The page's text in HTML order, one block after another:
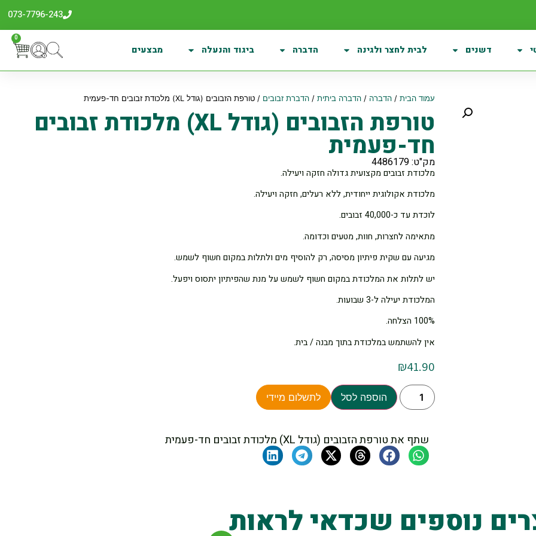
073-7796-243
דשנים לבית לחצר ולגינה הדברה ביגוד והנעלה מבצעים
0
עמוד הבית /הדברה /הדברה ביתית /הדברת זבובים / טורפת הזבובים (גודל XL) מלכודת זבובים חד-פעמית
טורפת הזבובים (גודל XL) מלכודת זבובים
חד-פעמית
מק"ט: 4486179
מלכודת זבובים מקצועית גדולה חזקה ויעילה.
מלכודת אקולוגית ייחודית, ללא רעלים, חזקה ויעילה.
לוכדת עד כ-40,000 זבובים.
מתאימה לחצרות, חוות, מטעים וכדומה.
מגיעה עם שקית פיתיון מסיסה, רק להוסיף מים ולתלות במקום חשוף לשמש.
יש לתלות את המלכודת במקום חשוף לשמש על מנת שהפיתיון יתסוס ויפעל.
המלכודת יעילה ל-3 שבועות.
100% הצלחה.
אין להשתמש במלכודת בתוך מבנה / בית.
₪41.90
הוספה לסל לתשלום מיידי
שתף את טורפת הזבובים (גודל XL) מלכודת זבובים חד-פעמית
נוספים שכדאי לראות